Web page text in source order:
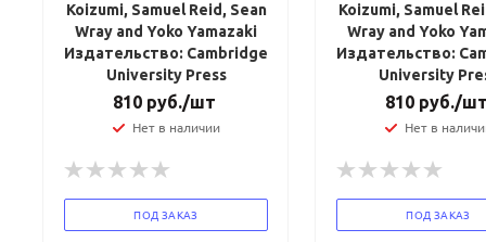
Koizumi, Samuel Reid, Sean
Wray and Yoko Yamazaki
Издательство: Cambridge
University Press
810руб./шт
Нет в наличии
ПОД ЗАКАЗ
Koizumi, Samuel
Wray and Yoko
Издательство:
University
810руб./
Нет в
ПОД ЗАКАЗ